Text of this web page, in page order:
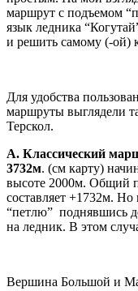
маршрут с подъемом
язык ледника
и решить самому (-ой)
Для удобства
маршруты выглядели
Терскол.
А. Классический
3732м. (см карту)
высоте 2000м. Общий
составляет +1732м.
“петлю” поднявшись
на ледник. В этом
Вершина Большой и